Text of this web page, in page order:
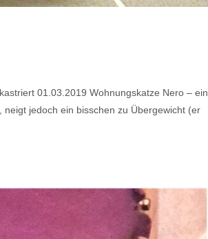
01.03.2019 Wohnungskatze Nero – ein
jedoch ein bisschen zu Übergewicht (er